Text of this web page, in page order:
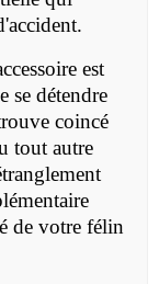
est
se détendre
coincé
tout autre
de votre félin